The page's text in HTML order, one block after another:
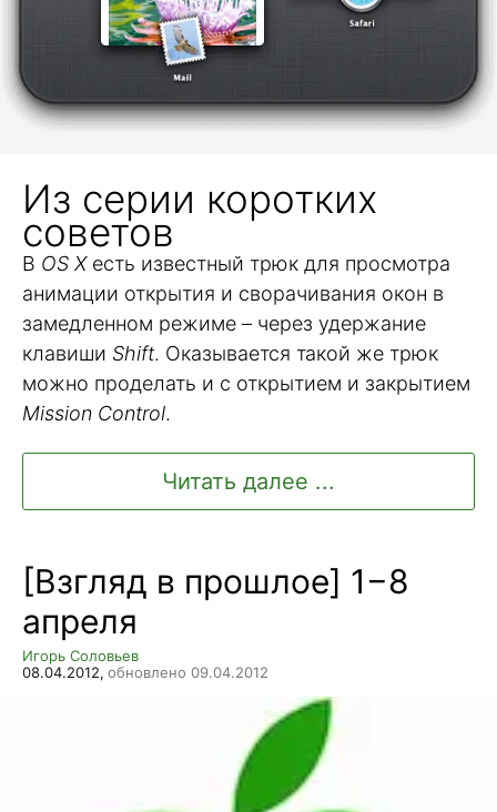
Из серии коротких
советов
В OS Xесть известный трюк для просмотра
анимации открытия и сворачивания окон в
замедленном режиме – через удержание
клавиши Shift. Оказывается такой же трюк
можно проделать и с открытием и закрытием
Mission Control.
Читать далее ...
[Взгляд в прошлое] 1−8
апреля
Игорь Соловьев
08.04.2012, обновлено 09.04.2012